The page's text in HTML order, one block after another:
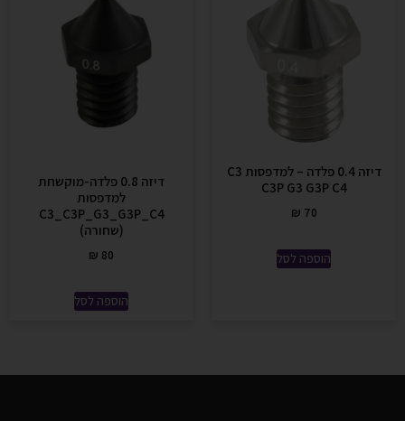
דיזה 0.4 פלדה – למדפסות C3
C3P G3 G3P C4
₪ 70
הוספה לסל
דיזה 0.8 פלדה-מוקשחת
למדפסות
C3_C3P_G3_G3P_C4
(שחורה)
₪ 80
הוספה לסל